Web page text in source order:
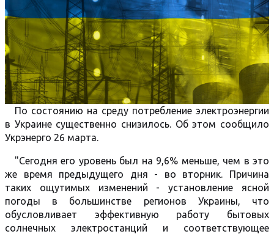
По состоянию на среду потребление электроэнергии
в Украине существенно снизилось. Об этом сообщило
Укрэнерго 26 марта.
"Сегодня его уровень был на 9,6% меньше, чем в это
же время предыдущего дня - во вторник. Причина
таких ощутимых изменений - установление ясной
погоды в большинстве регионов Украины, что
обусловливает эффективную работу бытовых
солнечных электростанций и соответствующее